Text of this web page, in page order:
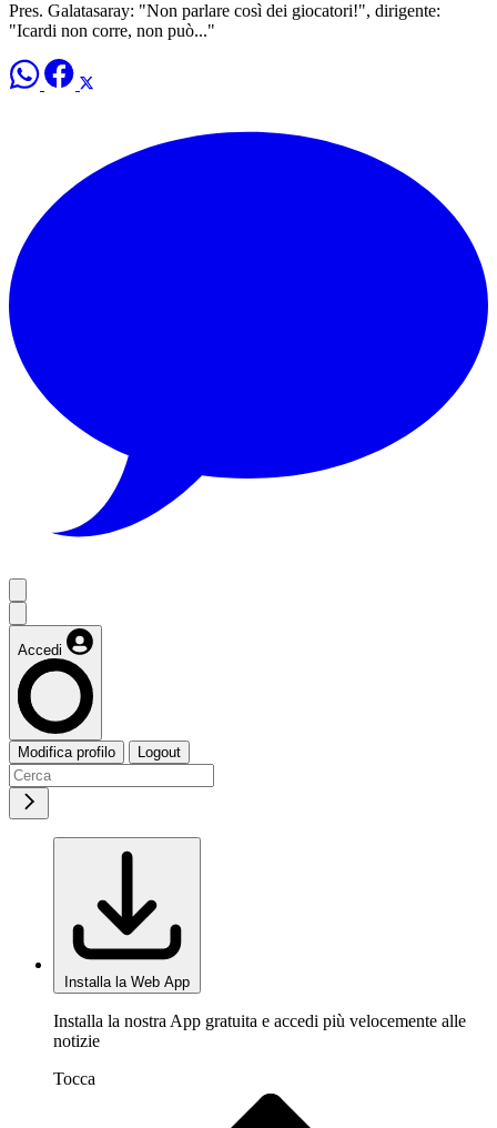
Pres. Galatasaray: "Non parlare così dei giocatori!", dirigente:
"Icardi non corre, non può..."
Accedi
Modifica profilo Logout
Installa la Web App
Installa la nostra App gratuita e accedi più velocemente alle
notizie
Tocca